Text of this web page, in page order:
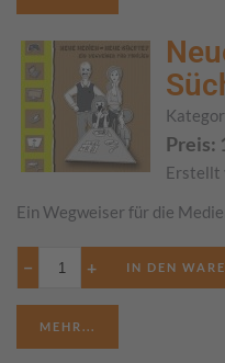
Preis:
Erstellt
Ein Wegweiser für die
− +
MEHR...